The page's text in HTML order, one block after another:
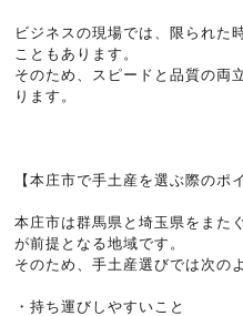
ビジネスの現場では、限られた
こともあります。
そのため、スピードと品質の両
ります。
【本庄市で手土産を選ぶ際のポ
本庄市は群馬県と埼玉県をまた
が前提となる地域です。
そのため、手土産選びでは次の
・持ち運びしやすいこと